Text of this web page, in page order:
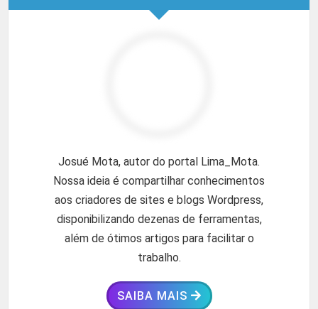
Josué Mota, autor do portal Lima_Mota.
Nossa ideia é compartilhar conhecimentos
aos criadores de sites e blogs Wordpress,
disponibilizando dezenas de ferramentas,
além de ótimos artigos para facilitar o
trabalho.
SAIBA MAIS